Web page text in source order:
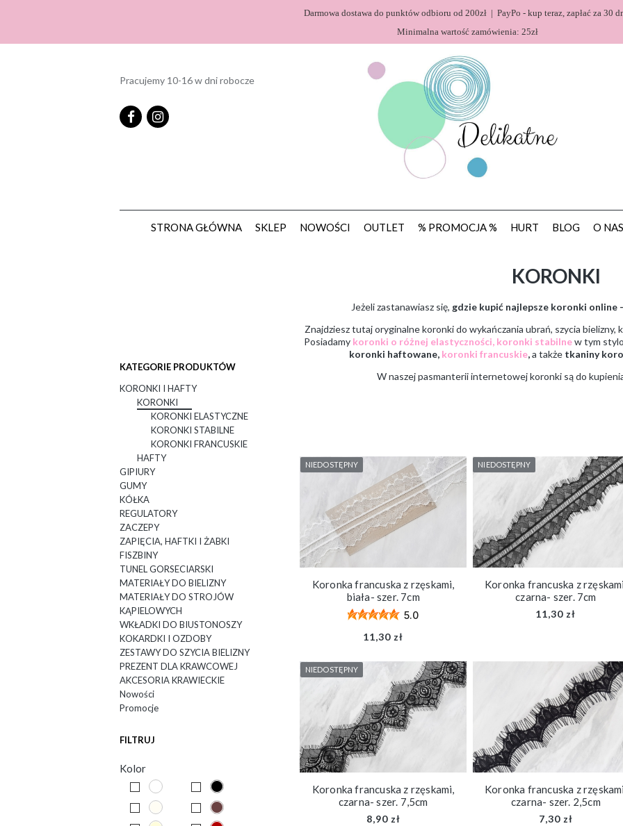
Darmowa dostawa do punktów odbioru od 200zł | PayPo - kup teraz, zapłać za 30
Minimalna wartość zamówienia: 25zł
Pracujemy 10-16 w dni robocze
STRONA GŁÓWNA SKLEP NOWOŚCI OUTLET % PROMOCJA % HURT BLOG O NAS
KATEGORIE PRODUKTÓW
KORONKI I HAFTY
KORONKI
KORONKI ELASTYCZNE
KORONKI STABILNE
KORONKI FRANCUSKIE
HAFTY
GIPIURY
GUMY
KÓŁKA
REGULATORY
ZACZEPY
ZAPIĘCIA, HAFTKI I ŻABKI
FISZBINY
TUNEL GORSECIARSKI
MATERIAŁY DO BIELIZNY
MATERIAŁY DO STROJÓW
KĄPIELOWYCH
WKŁADKI DO BIUSTONOSZY
KOKARDKI I OZDOBY
ZESTAWY DO SZYCIA BIELIZNY
PREZENT DLA KRAWCOWEJ
AKCESORIA KRAWIECKIE
Nowości
Promocje
FILTRUJ
Kolor
KORONKI
Jeżeli zastanawiasz się, gdzie kupić najlepsze koronki online -
Znajdziesz tutaj oryginalne koronki do wykańczania ubrań, szycia
Posiadamy koronki o różnej elastyczności, koronki stabilnew tym
koronki haftowane, koronki francuskie,a także tkaniny
W naszej pasmanterii internetowej koronki są do
Koronka francuska z rzęskami,
biała- szer. 7cm
5.0
11,30 zł
NIEDOSTĘPNY
Koronka francuska z
czarna- szer. 7cm
11,30 zł
NIEDOSTĘPNY
Koronka francuska z rzęskami,
czarna- szer. 7,5cm
8,90 zł
NIEDOSTĘPNY
Koronka francuska z
czarna- szer. 2,5cm
7,30 zł